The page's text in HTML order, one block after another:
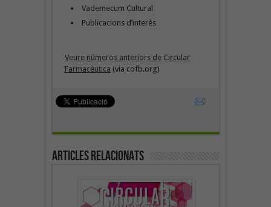
Vademecum Cultural
Publicacions d’interès
Veure números anteriors de Circular
Farmacèutica (via cofb.org)
Articles Relacionats